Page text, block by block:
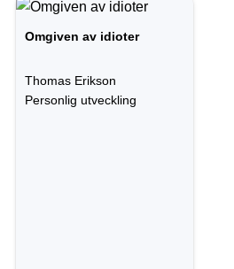
Omgiven av idioter
Thomas Erikson
Personlig utveckling